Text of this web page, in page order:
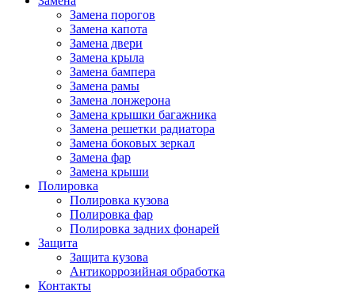
Замена порогов
Замена капота
Замена двери
Замена крыла
Замена бампера
Замена рамы
Замена лонжерона
Замена крышки багажника
Замена решетки радиатора
Замена боковых зеркал
Замена фар
Замена крыши
Полировка
Полировка кузова
Полировка фар
Полировка задних фонарей
Защита
Защита кузова
Антикоррозийная обработка
Контакты